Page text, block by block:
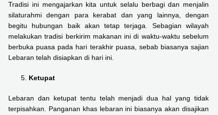
Tradisi ini mengajarkan kita untuk selalu berbagi dan menjalin
silaturahmi dengan para kerabat dan yang lainnya, dengan
begitu hubungan baik akan tetap terjaga. Sebagian wilayah
melakukan tradisi berkirim makanan ini di waktu-waktu sebelum
berbuka puasa pada hari terakhir puasa, sebab biasanya sajian
Lebaran telah disiapkan di hari ini.
Ketupat
Lebaran dan ketupat tentu telah menjadi dua hal yang tidak
terpisahkan. Panganan khas lebaran ini biasanya akan disajikan